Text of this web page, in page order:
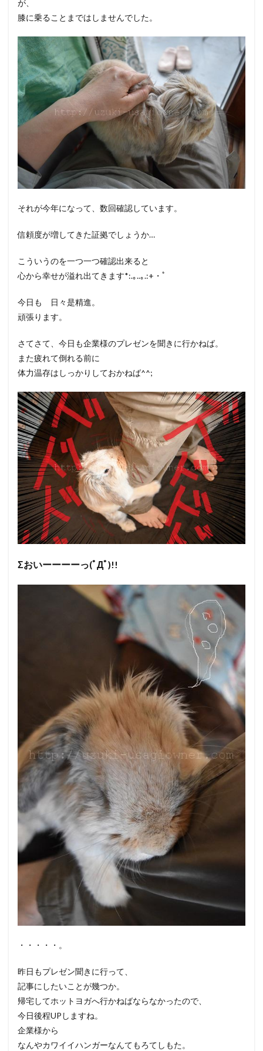
が、
膝に乗ることまではしませんでした。
それが今年になって、数回確認しています。
信頼度が増してきた証拠でしょうか…
こういうのを一つ一つ確認出来ると
心から幸せが溢れ出てきます*:.｡..｡.:+・ﾟ
今日も 日々是精進。
頑張ります。
さてさて、今日も企業様のプレゼンを聞きに行かねば。
また疲れて倒れる前に
体力温存はしっかりしておかねば^^;
Σおいーーーーっ(ﾟДﾟ)!!
・・・・・。
昨日もプレゼン聞きに行って、
記事にしたいことが幾つか。
帰宅してホットヨガへ行かねばならなかったので、
今日後程UPしますね。
企業様から
なんやカワイイハンガーなんてもろてしもた。